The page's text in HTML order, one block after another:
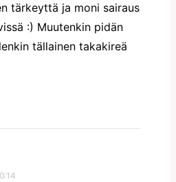
tärkeyttä ja moni sairaus
:) Muutenkin pidän
tällainen takakireä